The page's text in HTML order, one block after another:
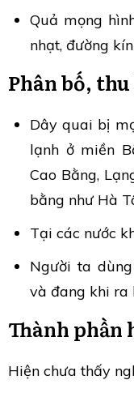
Quả mọng
nhạt, đường
Phân bố,
Dây quai bị
lạnh ở miền
Cao Bằng,
bằng như Hà
Tại các nước
Người ta
và đang khi ra
Thành phần
Hiện chưa thấy